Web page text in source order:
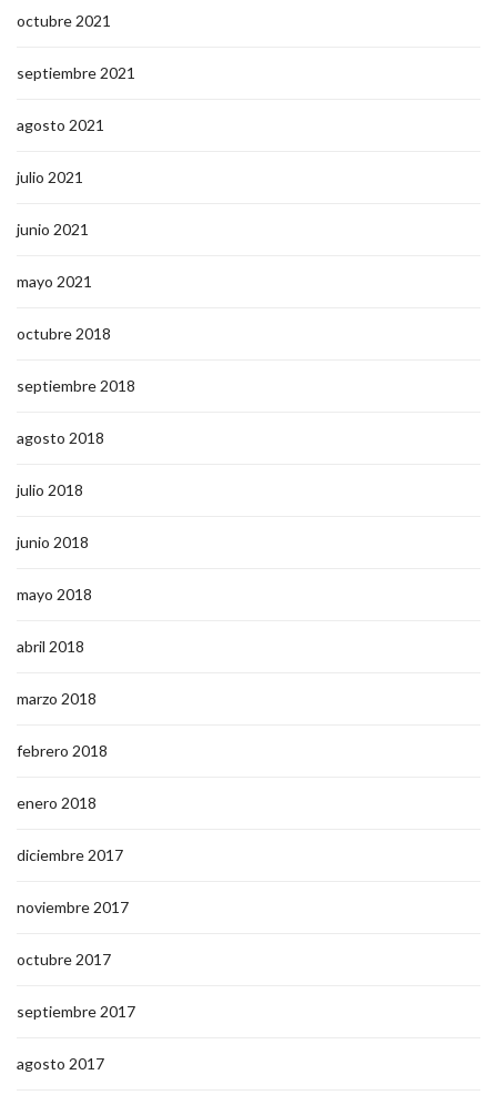
octubre 2021
septiembre 2021
agosto 2021
julio 2021
junio 2021
mayo 2021
octubre 2018
septiembre 2018
agosto 2018
julio 2018
junio 2018
mayo 2018
abril 2018
marzo 2018
febrero 2018
enero 2018
diciembre 2017
noviembre 2017
octubre 2017
septiembre 2017
agosto 2017